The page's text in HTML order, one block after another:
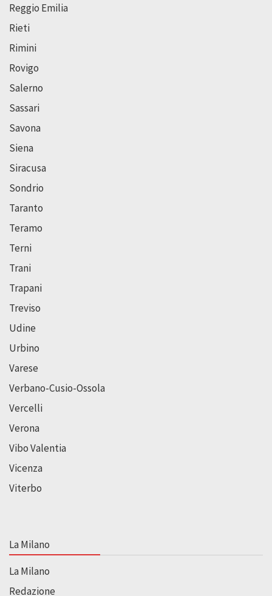
Reggio Emilia
Rieti
Rimini
Rovigo
Salerno
Sassari
Savona
Siena
Siracusa
Sondrio
Taranto
Teramo
Terni
Trani
Trapani
Treviso
Udine
Urbino
Varese
Verbano-Cusio-Ossola
Vercelli
Verona
Vibo Valentia
Vicenza
Viterbo
La Milano
La Milano
Redazione